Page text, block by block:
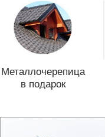
Металлочерепица
в подарок